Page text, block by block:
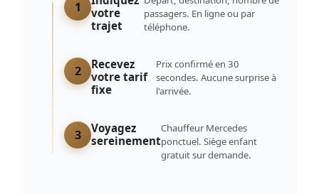
1
votre
trajet
passagers. En ligne ou par
téléphone.
2
Recevez
votre tarif
fixe
Prix confirmé en 30
secondes. Aucune surprise à
l'arrivée.
3
Voyagez
sereinement
Chauffeur Mercedes
ponctuel. Siège enfant
gratuit sur demande.